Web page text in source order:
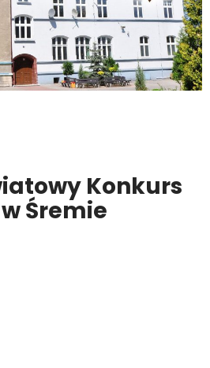
Konkurs
Śremie